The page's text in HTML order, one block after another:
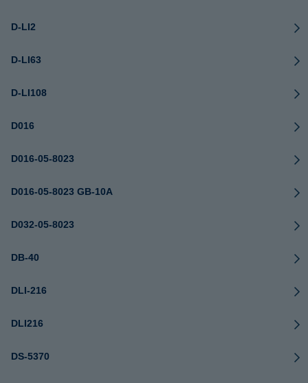
D-LI2
D-LI63
D-LI108
D016
D016-05-8023
D016-05-8023 GB-10A
D032-05-8023
DB-40
DLI-216
DLI216
DS-5370